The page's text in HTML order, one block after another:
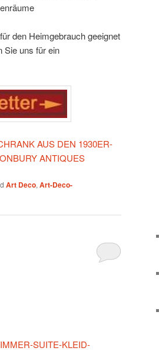
den Heimgebrauch geeignet
Sie uns für ein
AUS DEN 1930ER-
ANTIQUES
Art Deco, Art-Deco-
SUITE-KLEID-